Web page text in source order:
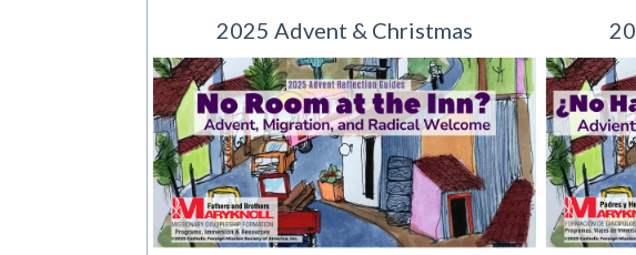
2025 Advent & Christmas